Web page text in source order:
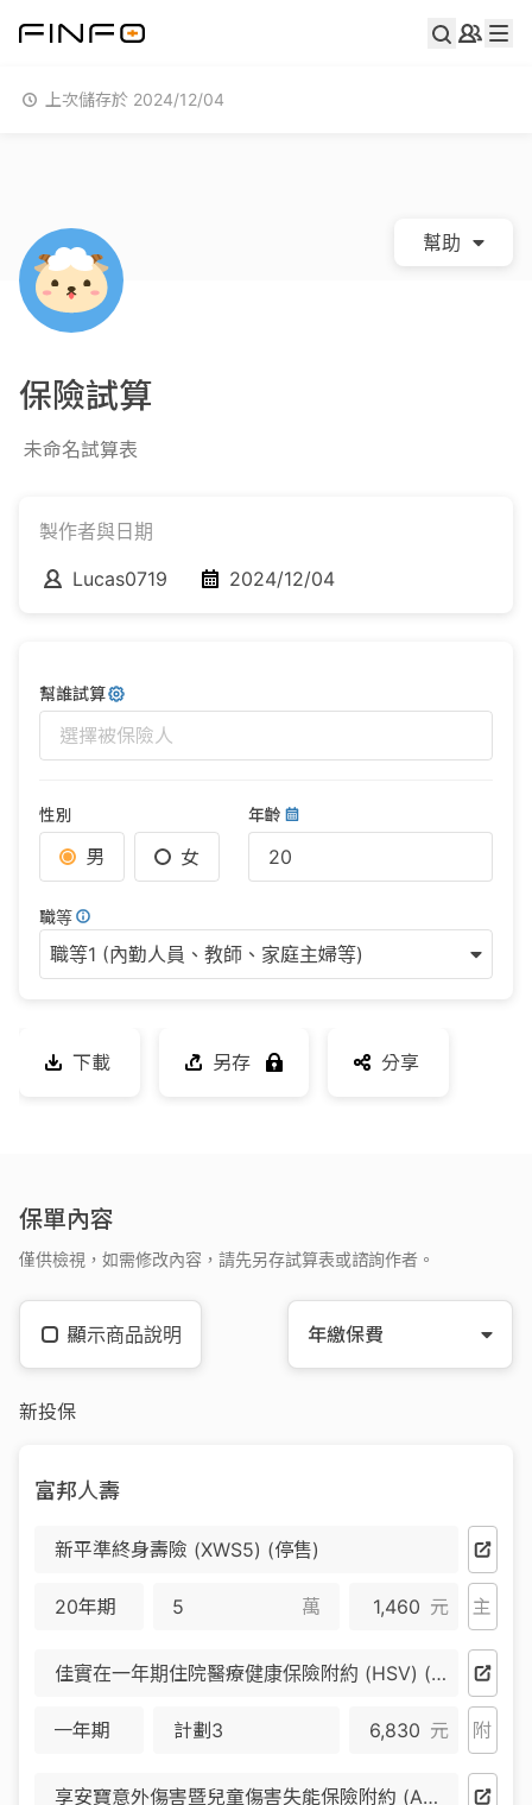
上次儲存於 2024/12/04
幫助
保險試算
未命名試算表
製作者與日期
Lucas0719
2024/12/04
幫誰試算
選擇被保險人
性別
男 女
年齡
職等
職等1 (內勤人員、教師、家庭主婦等)
下載 另存 分享
保單內容
僅供檢視，如需修改內容，請先另存試算表或諮詢作者。
顯示商品說明 年繳保費
新投保
富邦人壽
新平準終身壽險 (XWS5) (停售)
20年期 萬 1,460 元 主
佳實在一年期住院醫療健康保險附約 (HSV) (停售)
一年期 計劃3 6,830 元 附
享安寶意外傷害暨兒童傷害失能保險附約 (ADG) (停售)